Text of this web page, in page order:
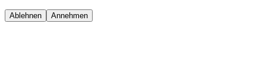
Ablehnen Annehmen